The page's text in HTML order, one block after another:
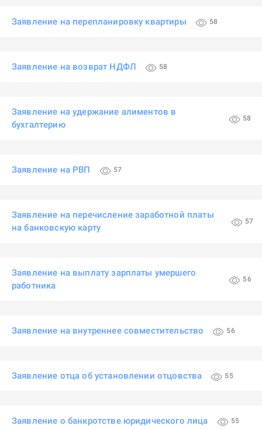
Заявление на перепланировку квартиры 58
Заявление на возврат НДФЛ 58
Заявление на удержание алиментов в
бухгалтерию
58
Заявление на РВП 57
Заявление на перечисление заработной платы
на банковскую карту
57
Заявление на выплату зарплаты умершего
работника
56
Заявление на внутреннее совместительство 56
Заявление отца об установлении отцовства 55
Заявление о банкротстве юридического лица 55